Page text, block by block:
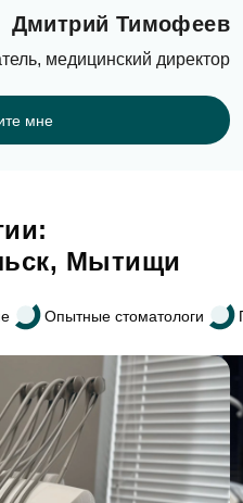
Дмитрий Тимофеев
медицинский директор
мне
Мытищи
Опытные стоматологи